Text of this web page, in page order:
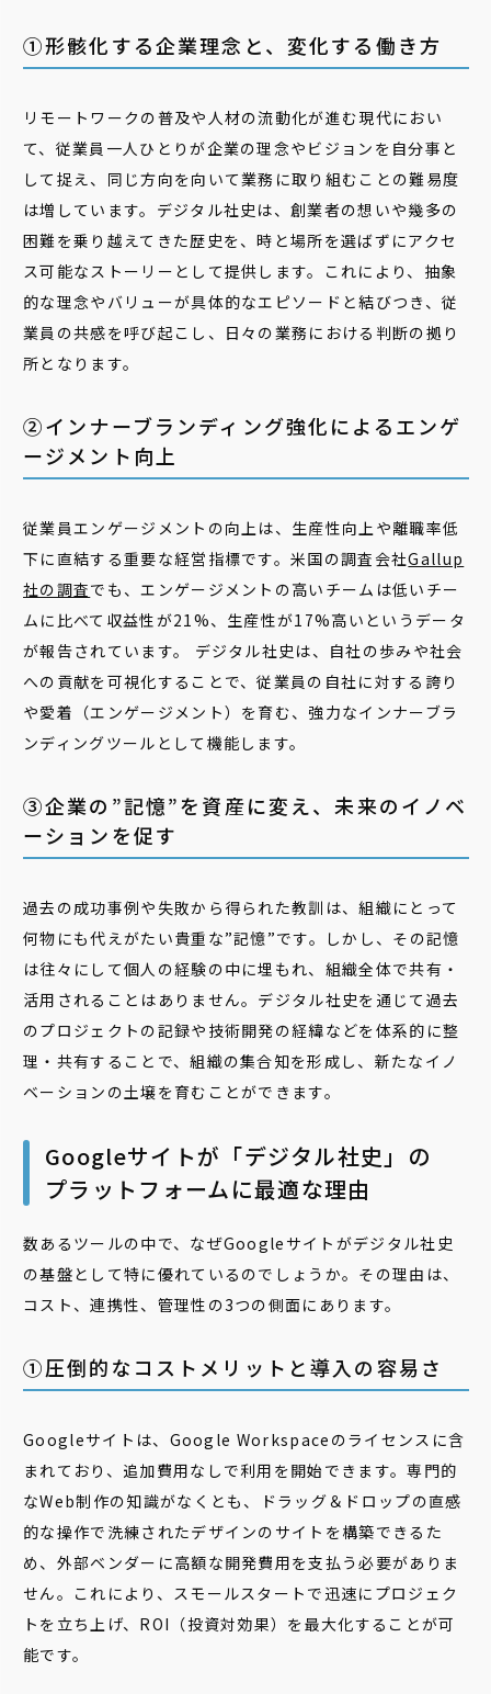
①形骸化する企業理念と、変化する働き方
リモートワークの普及や人材の流動化が進む現代におい
て、従業員一人ひとりが企業の理念やビジョンを自分事と
して捉え、同じ方向を向いて業務に取り組むことの難易度
は増しています。デジタル社史は、創業者の想いや幾多の
困難を乗り越えてきた歴史を、時と場所を選ばずにアクセ
ス可能なストーリーとして提供します。これにより、抽象
的な理念やバリューが具体的なエピソードと結びつき、従
業員の共感を呼び起こし、日々の業務における判断の拠り
所となります。
②インナーブランディング強化によるエンゲ
ージメント向上
従業員エンゲージメントの向上は、生産性向上や離職率低
下に直結する重要な経営指標です。米国の調査会社Gallup
社の調査でも、エンゲージメントの高いチームは低いチー
ムに比べて収益性が21%、生産性が17%高いというデータ
が報告されています。 デジタル社史は、自社の歩みや社会
への貢献を可視化することで、従業員の自社に対する誇り
や愛着（エンゲージメント）を育む、強力なインナーブラ
ンディングツールとして機能します。
③企業の”記憶”を資産に変え、未来のイノベ
ーションを促す
過去の成功事例や失敗から得られた教訓は、組織にとって
何物にも代えがたい貴重な”記憶”です。しかし、その記憶
は往々にして個人の経験の中に埋もれ、組織全体で共有・
活用されることはありません。デジタル社史を通じて過去
のプロジェクトの記録や技術開発の経緯などを体系的に整
理・共有することで、組織の集合知を形成し、新たなイノ
ベーションの土壌を育むことができます。
Googleサイトが「デジタル社史」の
プラットフォームに最適な理由
数あるツールの中で、なぜGoogleサイトがデジタル社史
の基盤として特に優れているのでしょうか。その理由は、
コスト、連携性、管理性の3つの側面にあります。
①圧倒的なコストメリットと導入の容易さ
Googleサイトは、Google Workspaceのライセンスに含
まれており、追加費用なしで利用を開始できます。専門的
なWeb制作の知識がなくとも、ドラッグ＆ドロップの直感
的な操作で洗練されたデザインのサイトを構築できるた
め、外部ベンダーに高額な開発費用を支払う必要がありま
せん。これにより、スモールスタートで迅速にプロジェク
トを立ち上げ、ROI（投資対効果）を最大化することが可
能です。